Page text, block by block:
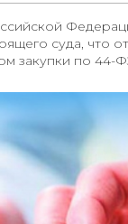
суда, что
закупки по 44-
основанием
пункту 1 части
не является
не является его
или
соответствии с
на участие в